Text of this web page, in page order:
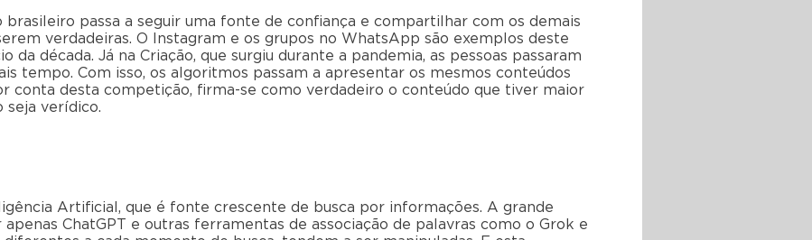
passa a seguir uma fonte de confiança e compartilhar com os demais
verdadeiras. O Instagram e os grupos no WhatsApp são exemplos deste
da década. Já na Criação, que surgiu durante a pandemia, as pessoas passaram
tempo. Com isso, os algoritmos passam a apresentar os mesmos conteúdos
conta desta competição, firma-se como verdadeiro o conteúdo que tiver maior
seja verídico.
Artificial, que é fonte crescente de busca por informações. A grande
ChatGPT e outras ferramentas de associação de palavras como o Grok e